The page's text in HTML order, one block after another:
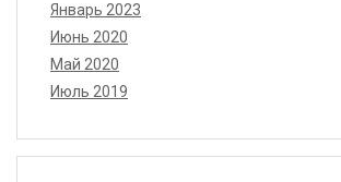
Январь 2023
Июнь 2020
Май 2020
Июль 2019